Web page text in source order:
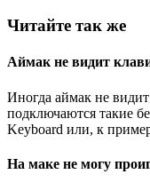
Читайте так же
Аймак не видит
Иногда аймак не
подключаются такие
Keyboard или, к
На маке не могу